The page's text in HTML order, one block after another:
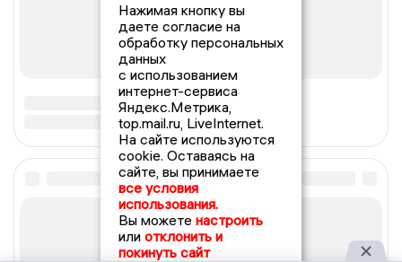
Нажимая кнопку вы
даете согласие на
обработку персональных
данных
с использованием
интернет-сервиса
Яндекс.Метрика,
top.mail.ru, LiveInternet.
На сайте используются
cookie. Оставаясь на
сайте, вы принимаете
все условия
использования.
Вы можете настроить
или отклонить и
покинуть сайт